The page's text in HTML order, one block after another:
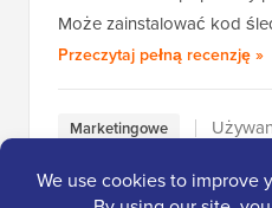
Może zainstalować kod
Przeczytaj pełną recenzję»
Marketingowe